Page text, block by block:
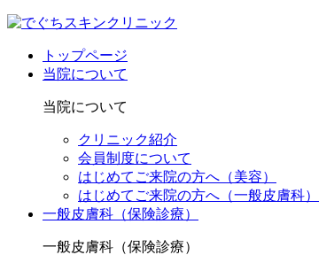
トップページ
当院について
当院について
クリニック紹介
会員制度について
はじめてご来院の方へ（美容）
はじめてご来院の方へ（一般皮膚科）
一般皮膚科（保険診療）
一般皮膚科（保険診療）